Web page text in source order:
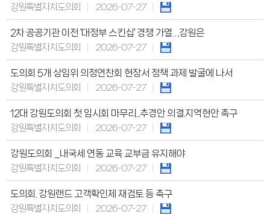
강원특별자치도의회
2026-07-27
2차 공공기관 이전 '대정부 스킨십' 경쟁 가열…강원은
강원특별자치도의회
2026-07-27
도의회 5개 상임위 의정연찬회 현장서 정책 과제 발굴에 나서
강원특별자치도의회
2026-07-27
12대 강원도의회 첫 임시회 마무리...추경안 의결.지역현안 촉구
강원특별자치도의회
2026-07-27
강원도의회 _내국세 연동 교육 교부금 유지해야
강원특별자치도의회
2026-07-27
도의회. 강원랜드 고객확인제 재검토 등 촉구
강원특별자치도의회
2026-07-27